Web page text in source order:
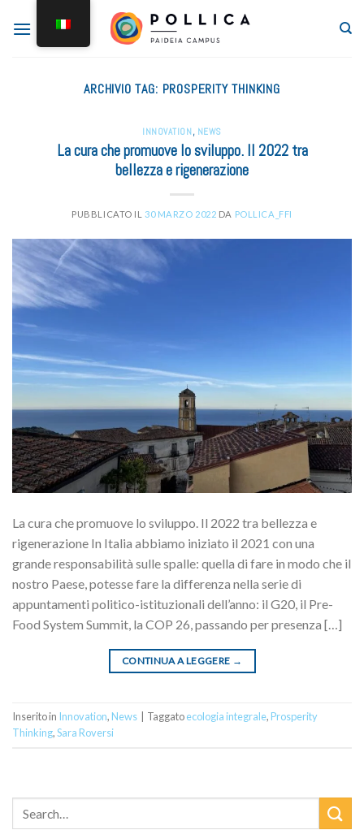
ARCHIVIO TAG: PROSPERITY THINKING
INNOVATION , NEWS
La cura che promuove lo sviluppo. Il 2022 tra
bellezza e rigenerazione
PUBBLICATO IL 30 MARZO 2022 DA POLLICA_FFI
La cura che promuove lo sviluppo. Il 2022 tra bellezza e
rigenerazione In Italia abbiamo iniziato il 2021 con una
grande responsabilità sulle spalle: quella di fare in modo che il
nostro Paese, potesse fare la differenza nella serie di
appuntamenti politico-istituzionali dell’anno: il G20, il Pre-
Food System Summit, la COP 26, passando per presenza […]
CONTINUA A LEGGERE →
Inserito in Innovation, News Taggatoecologia integrale, Prosperity
Thinking,Sara Roversi